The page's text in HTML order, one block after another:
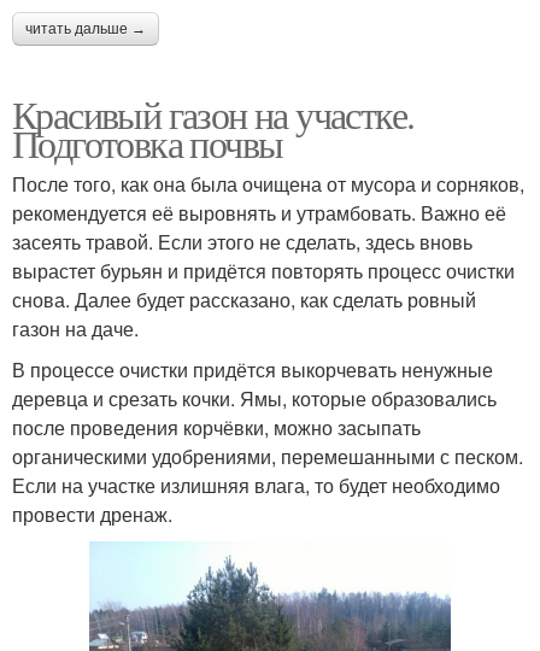
читать дальше →
Красивый газон на участке.
Подготовка почвы
После того, как она была очищена от мусора и сорняков,
рекомендуется её выровнять и утрамбовать. Важно её
засеять травой. Если этого не сделать, здесь вновь
вырастет бурьян и придётся повторять процесс очистки
снова. Далее будет рассказано, как сделать ровный
газон на даче.
В процессе очистки придётся выкорчевать ненужные
деревца и срезать кочки. Ямы, которые образовались
после проведения корчёвки, можно засыпать
органическими удобрениями, перемешанными с песком.
Если на участке излишняя влага, то будет необходимо
провести дренаж.